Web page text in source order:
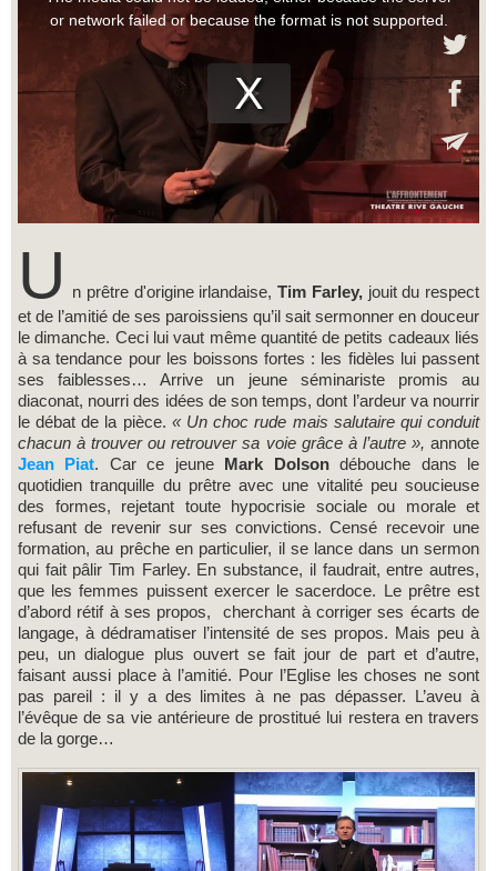
U n prêtre d'origine irlandaise, Tim Farley,jouit du respect
et de l’amitié de ses paroissiens qu’il sait sermonner en douceur
le dimanche. Ceci lui vaut même quantité de petits cadeaux liés
à sa tendance pour les boissons fortes : les fidèles lui passent
ses faiblesses… Arrive un jeune séminariste promis au
diaconat, nourri des idées de son temps, dont l’ardeur va nourrir
le débat de la pièce. « Un choc rude mais salutaire qui conduit
chacun à trouver ou retrouver sa voie grâce à l’autre », annote
Jean Piat. Car ce jeune Mark Dolsondébouche dans le
quotidien tranquille du prêtre avec une vitalité peu soucieuse
des formes, rejetant toute hypocrisie sociale ou morale et
refusant de revenir sur ses convictions. Censé recevoir une
formation, au prêche en particulier, il se lance dans un sermon
qui fait pâlir Tim Farley. En substance, il faudrait, entre autres,
que les femmes puissent exercer le sacerdoce. Le prêtre est
d’abord rétif à ses propos, cherchant à corriger ses écarts de
langage, à dédramatiser l’intensité de ses propos. Mais peu à
peu, un dialogue plus ouvert se fait jour de part et d’autre,
faisant aussi place à l’amitié. Pour l’Eglise les choses ne sont
pas pareil : il y a des limites à ne pas dépasser. L’aveu à
l’évêque de sa vie antérieure de prostitué lui restera en travers
de la gorge…